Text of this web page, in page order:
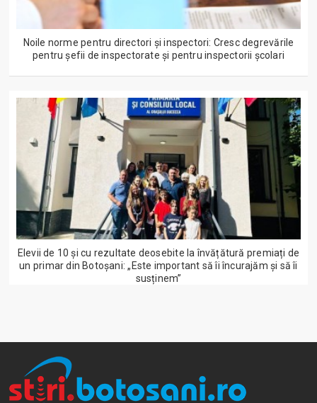
Noile norme pentru directori și inspectori: Cresc degrevările
pentru șefii de inspectorate și pentru inspectorii școlari
Elevii de 10 și cu rezultate deosebite la învățătură premiați de
un primar din Botoșani: „Este important să îi încurajăm și să îi
susținem”